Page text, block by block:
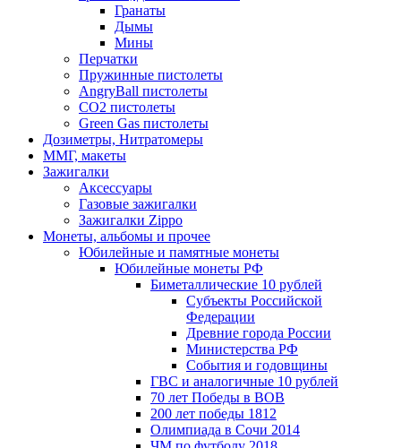
Гранаты
Дымы
Мины
Перчатки
Пружинные пистолеты
AngryBall пистолеты
CO2 пистолеты
Green Gas пистолеты
Дозиметры, Нитратомеры
ММГ, макеты
Зажигалки
Аксессуары
Газовые зажигалки
Зажигалки Zippo
Монеты, альбомы и прочее
Юбилейные и памятные монеты
Юбилейные монеты РФ
Биметаллические 10 рублей
Субъекты Российской
Федерации
Древние города России
Министерства РФ
События и годовщины
ГВС и аналогичные 10 рублей
70 лет Победы в ВОВ
200 лет победы 1812
Олимпиада в Сочи 2014